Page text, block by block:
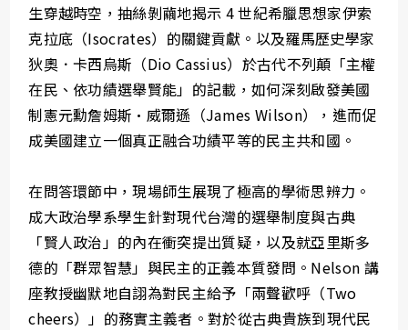
生穿越時空，抽絲剝繭地揭示 4 世紀希臘思想家伊索
克拉底（Isocrates）的關鍵貢獻。以及羅馬歷史學家
狄奧．卡西烏斯（Dio Cassius）於古代不列顛「主權
在民、依功績選舉賢能」的記載，如何深刻啟發美國
制憲元勳詹姆斯·威爾遜（James Wilson），進而促
成美國建立一個真正融合功績平等的民主共和國。
在問答環節中，現場師生展現了極高的學術思辨力。
成大政治學系學生針對現代台灣的選舉制度與古典
「賢人政治」的內在衝突提出質疑，以及就亞里斯多
德的「群眾智慧」與民主的正義本質發問。Nelson 講
座教授幽默地自詡為對民主給予「兩聲歡呼（Two
cheers）」的務實主義者。對於從古典貴族到現代民